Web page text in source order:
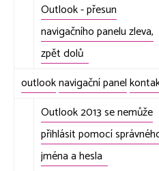
Outlook - přesun
navigačního panelu zleva,
zpět dolů
outlooknavigační panel
Outlook 2013 se nemůže
přihlásit pomocí
jména a hesla